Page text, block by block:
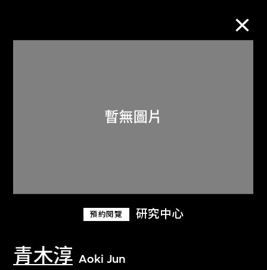
預約閱覽 研究中心
青木淳 Aoki Jun
關於M+藏品
探索世界頂級的二十及二十一世紀視覺
文化藏品。